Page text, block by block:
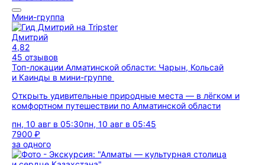
Мини-группа
Дмитрий
4,82
45 отзывов
Топ-локации Алматинской области: Чарын, Кольсай
и Каинды в мини-группе
Открыть удивительные природные места — в лёгком и
комфортном путешествии по Алматинской области
пн, 10 авг в 05:30пн, 10 авг в 05:45
7900 ₽
за одного